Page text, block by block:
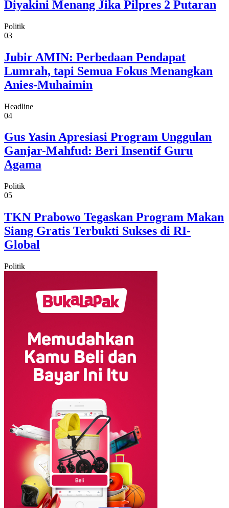
Diyakini Menang Jika Pilpres 2 Putaran
Politik
03
Jubir AMIN: Perbedaan Pendapat
Lumrah, tapi Semua Fokus Menangkan
Anies-Muhaimin
Headline
04
Gus Yasin Apresiasi Program Unggulan
Ganjar-Mahfud: Beri Insentif Guru
Agama
Politik
05
TKN Prabowo Tegaskan Program Makan
Siang Gratis Terbukti Sukses di RI-
Global
Politik